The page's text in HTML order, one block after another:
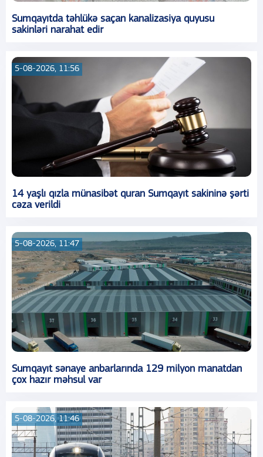
Sumqayıtda təhlükə saçan kanalizasiya quyusu
sakinləri narahat edir
5-08-2026, 11:56
14 yaşlı qızla münasibət quran Sumqayıt sakininə şərti
cəza verildi
5-08-2026, 11:47
Sumqayıt sənaye anbarlarında 129 milyon manatdan
çox hazır məhsul var
5-08-2026, 11:46